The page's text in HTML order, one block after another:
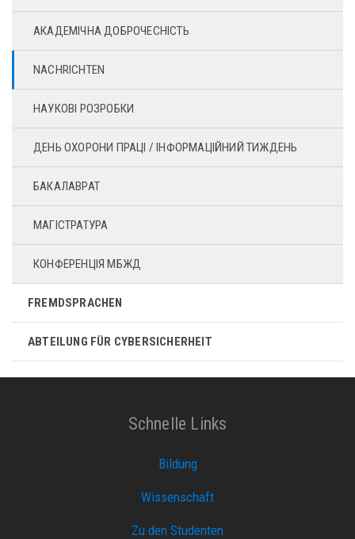
АКАДЕМІЧНА ДОБРОЧЕСНІСТЬ
NACHRICHTEN
НАУКОВІ РОЗРОБКИ
ДЕНЬ ОХОРОНИ ПРАЦІ / ІНФОРМАЦІЙНИЙ ТИЖДЕНЬ
БАКАЛАВРАТ
МАГІСТРАТУРА
КОНФЕРЕНЦІЯ МБЖД
FREMDSPRACHEN
ABTEILUNG FÜR CYBERSICHERHEIT
Schnelle Links
Bildung
Wissenschaft
Zu den Studenten